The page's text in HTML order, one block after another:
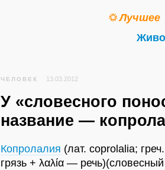
Лучшее
ЧЕЛОВЕК 13.03.2012
У «словесного
название —
Копролалия (лат. coprolalia;
грязь + λαλία —